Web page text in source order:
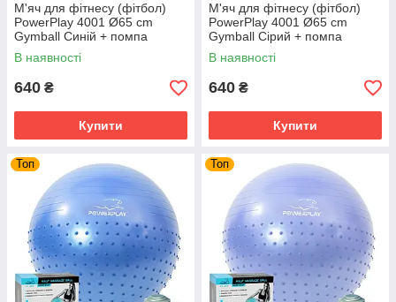
М'яч для фітнесу (фітбол)
PowerPlay 4001 Ø65 cm
Gymball Синій + помпа
В наявності
640 ₴
Купити
М'яч для фітнесу (фітбол)
PowerPlay 4001 Ø65 cm
Gymball Сірий + помпа
В наявності
640 ₴
Купити
Топ Топ